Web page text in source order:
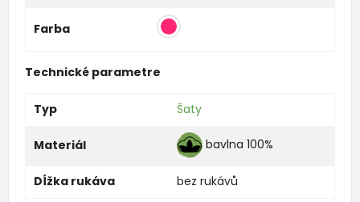
Farba
Technické parametre
Typ Šaty
Materiál bavlna 100%
Dĺžka rukáva bez rukávů